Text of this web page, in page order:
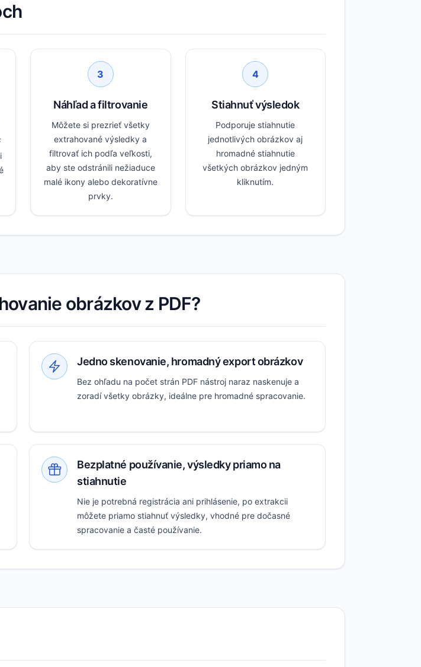
3
Náhľad a filtrovanie
Môžete si prezrieť všetky
extrahované výsledky a
filtrovať ich podľa veľkosti,
aby ste odstránili nežiaduce
malé ikony alebo dekoratívne
prvky.
4
Stiahnuť výsledok
Podporuje stiahnutie
jednotlivých obrázkov aj
hromadné stiahnutie
všetkých obrázkov jedným
kliknutím.
obrázkov z PDF?
Jedno skenovanie, hromadný export obrázkov
Bez ohľadu na počet strán PDF nástroj naraz naskenuje a
zoradí všetky obrázky, ideálne pre hromadné spracovanie.
Bezplatné používanie, výsledky priamo na
stiahnutie
Nie je potrebná registrácia ani prihlásenie, po extrakcii
môžete priamo stiahnuť výsledky, vhodné pre dočasné
spracovanie a časté používanie.